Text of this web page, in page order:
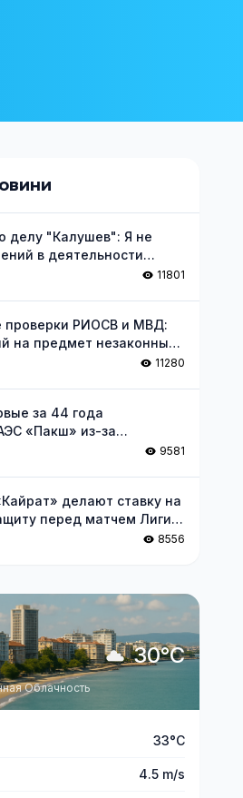
делу "Калушев": Я не
в деятельности
11801
проверки РИОСВ и МВД:
на предмет незаконных
11280
за 44 года
«Пакш» из-за
9581
делают ставку на
перед матчем Лиги
8556
30°C
Облачность
33°C
4.5 m/s